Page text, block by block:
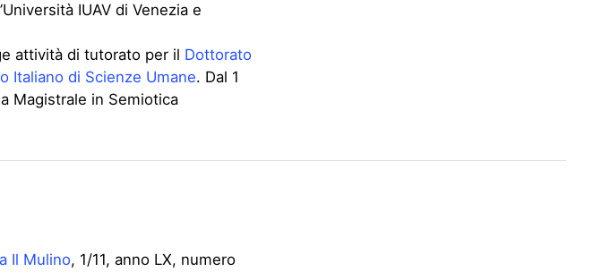
IUAV di Venezia e
attività di tutorato per il Dottorato
Italiano di Scienze Umane. Dal 1
Magistrale in Semiotica
Il Mulino, 1/11, anno LX, numero